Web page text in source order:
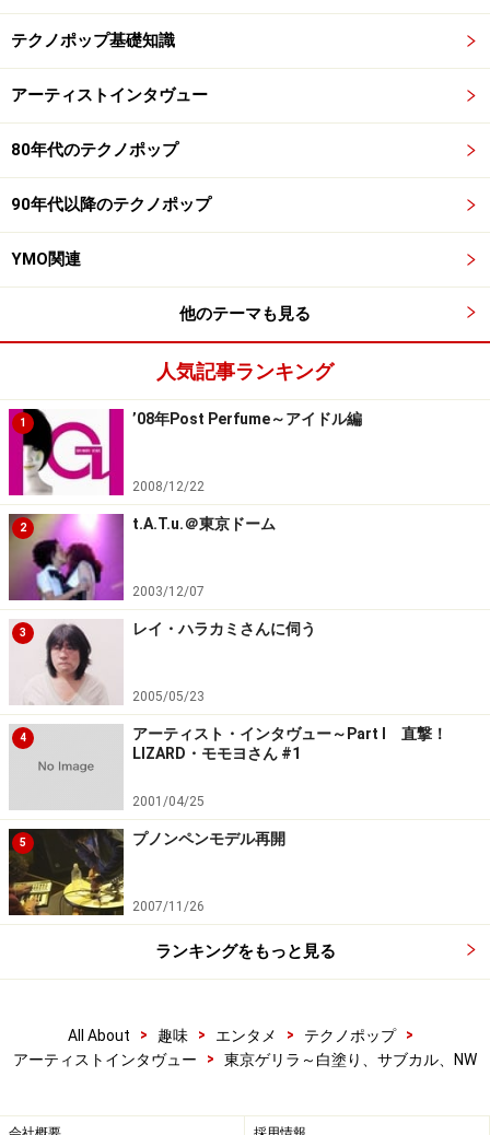
テクノポップ基礎知識
アーティストインタヴュー
80年代のテクノポップ
90年代以降のテクノポップ
YMO関連
他のテーマも見る
人気記事ランキング
1 ’08年Post Perfume～アイドル編
2008/12/22
2 t.A.T.u.＠東京ドーム
2003/12/07
3 レイ・ハラカミさんに伺う
2005/05/23
4
アーティスト・インタヴュー～Part I 直撃！
LIZARD・モモヨさん #1
2001/04/25
5 プノンペンモデル再開
2007/11/26
ランキングをもっと見る
All About > 趣味 > エンタメ > テクノポップ
>
アーティストインタヴュー
> 東京ゲリラ～白塗り、サブカル、NW